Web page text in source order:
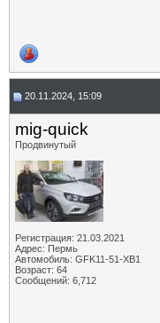
20.11.2024, 15:09
mig-quick
Продвинутый
Регистрация: 21.03.2021
Адрес: Пермь
Автомобиль: GFK11-51-ХВ1
Возраст: 64
Сообщений: 6,712